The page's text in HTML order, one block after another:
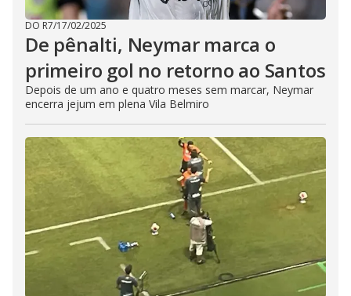
DO R7/17/02/2025
De pênalti, Neymar marca o
primeiro gol no retorno ao Santos
Depois de um ano e quatro meses sem marcar, Neymar
encerra jejum em plena Vila Belmiro